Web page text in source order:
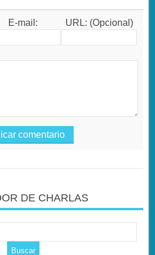
E-mail: URL: (Opcional)
DE CHARLAS